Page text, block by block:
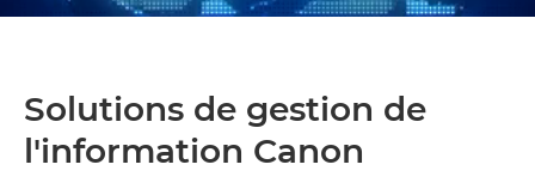
Solutions de gestion de
l'information Canon